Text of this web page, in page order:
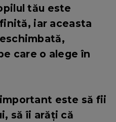
tău este
iar aceasta
care o alege în
este să fii
să îi arăți că